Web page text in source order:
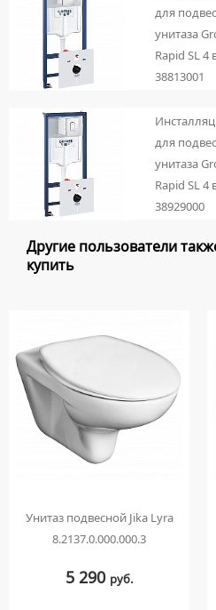
для
унитаза
Rapid SL 4
38813001
для
унитаза
Rapid SL 4
38929000
Другие пользователи
купить
Унитаз подвесной Jika Lyra
8.2137.0.000.000.3
5 290 руб.